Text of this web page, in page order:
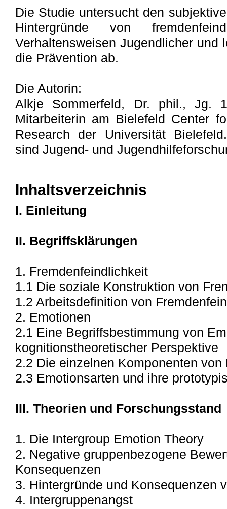
Die Studie untersucht den
Hintergründe von
Verhaltensweisen Jugendlicher und
die Prävention ab.
Die Autorin:
Alkje Sommerfeld, Dr. phil., Jg.
Mitarbeiterin am Bielefeld Center
Research der Universität
sind Jugend- und
Inhaltsverzeichnis
I. Einleitung
II. Begriffsklärungen
1. Fremdenfeindlichkeit
1.1 Die soziale Konstruktion von
1.2 Arbeitsdefinition von
2. Emotionen
2.1 Eine Begriffsbestimmung von
kognitionstheoretischer Perspektive
2.2 Die einzelnen Komponenten von
2.3 Emotionsarten und ihre
III. Theorien und Forschungsstand
1. Die Intergroup Emotion Theory
2. Negative gruppenbezogene
Konsequenzen
3. Hintergründe und Konsequenzen
4. Intergruppenangst